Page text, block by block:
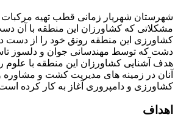
شهرستان شهریار زمانی قطب تهیه مرکبات
مشکلاتی که کشاورزان این منطقه با آن
کشاورزی این منطقه رونق خود را از
دشت که توسط مهندسانی جوان و دلسوز
هدف آشنایی کشاورزان این منطقه با علوم
آنان در زمینه های مدیریت کشت و مشاوره
کشاورزی و دامپروری آغاز به کار کرده
اهداف